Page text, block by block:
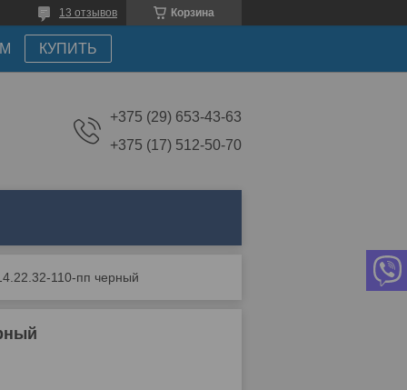
Корзина
13 отзывов
КУПИТЬ
+375 (29) 653-43-63
+375 (17) 512-50-70
110-пп черный